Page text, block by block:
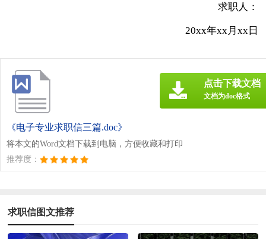
求职人：
20xx年xx月xx日
《电子专业求职信三篇.doc》
将本文的Word文档下载到电脑，方便收藏和打印
推荐度：
点击下载文档
文档为doc格式
求职信图文推荐